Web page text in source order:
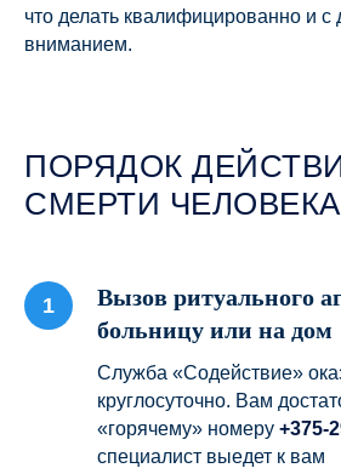
что делать квалифицированно и
вниманием.
ПОРЯДОК
СМЕРТИ ЧЕЛОВЕКА
Вызов ритуального
больницу или на дом
Служба «Содействие»
круглосуточно. Вам
«горячему» номеру +375-
специалист выедет к вам